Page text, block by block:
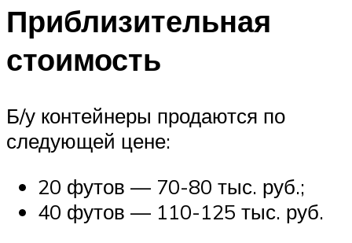
Приблизительная
стоимость
Б/у контейнеры продаются по
следующей цене:
20 футов — 70-80 тыс. руб.;
40 футов — 110-125 тыс. руб.